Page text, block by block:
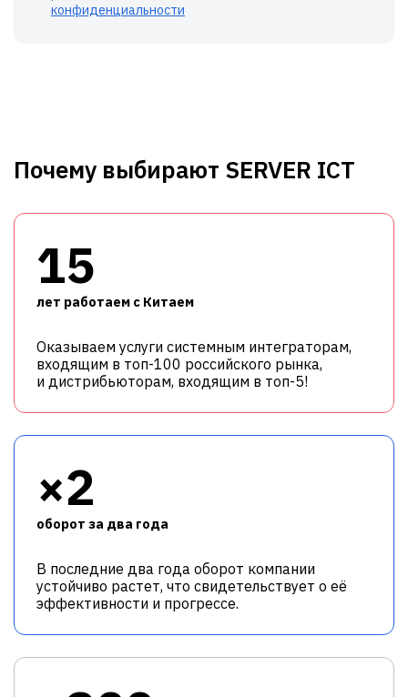
конфиденциальности
Почему выбирают SERVER ICT
15
лет работаем с Китаем
Оказываем услуги системным интеграторам,
входящим в топ-100 российского рынка,
и дистрибьюторам, входящим в топ-5!
×2
оборот за два года
В последние два года оборот компании
устойчиво растет, что свидетельствует о её
эффективности и прогрессе.